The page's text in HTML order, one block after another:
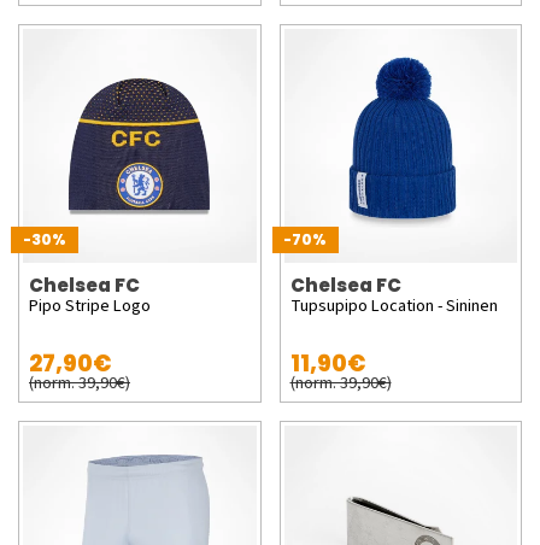
-30%
Chelsea FC
Pipo Stripe Logo
27,90€
(norm. 39,90€)
-70%
Chelsea FC
Tupsupipo Location - Sininen
11,90€
(norm. 39,90€)